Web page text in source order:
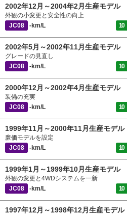
2002年12月～2004年2月生産モデル
外観の小変更と安全性の向上
JC08
-km/L 10
2002年5月～2002年11月生産モデル
グレードの見直し
JC08
-km/L 10
2000年12月～2002年4月生産モデル
装備の充実
JC08
-km/L 10
1999年11月～2000年11月生産モデル
廉価モデルを設定
JC08
-km/L 10
1999年1月～1999年10月生産モデル
外観の変更と4WDシステムを一新
JC08
-km/L 10
1997年12月～1998年12月生産モデル